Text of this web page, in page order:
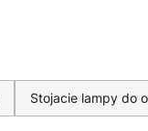
Stojacie lampy do